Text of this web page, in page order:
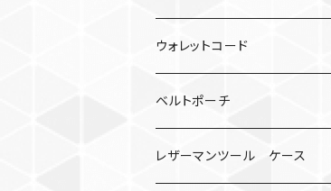
レザーマン
マルチツール
オニヤンマ
リングストラップ
ゴルフボールケース
ティーホルダー
コインケース
チューブ
コインケース
紙
ウォレットコード
2カラー
ベルトポーチ
レザーマンツール ケース